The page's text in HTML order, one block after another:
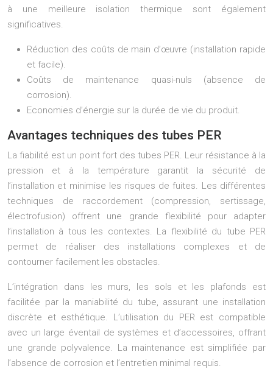
à une meilleure isolation thermique sont également
significatives.
Réduction des coûts de main d’œuvre (installation rapide
et facile).
Coûts de maintenance quasi-nuls (absence de
corrosion).
Economies d’énergie sur la durée de vie du produit.
Avantages techniques des tubes PER
La fiabilité est un point fort des tubes PER. Leur résistance à la
pression et à la température garantit la sécurité de
l’installation et minimise les risques de fuites. Les différentes
techniques de raccordement (compression, sertissage,
électrofusion) offrent une grande flexibilité pour adapter
l’installation à tous les contextes. La flexibilité du tube PER
permet de réaliser des installations complexes et de
contourner facilement les obstacles.
L’intégration dans les murs, les sols et les plafonds est
facilitée par la maniabilité du tube, assurant une installation
discrète et esthétique. L’utilisation du PER est compatible
avec un large éventail de systèmes et d’accessoires, offrant
une grande polyvalence. La maintenance est simplifiée par
l’absence de corrosion et l’entretien minimal requis.